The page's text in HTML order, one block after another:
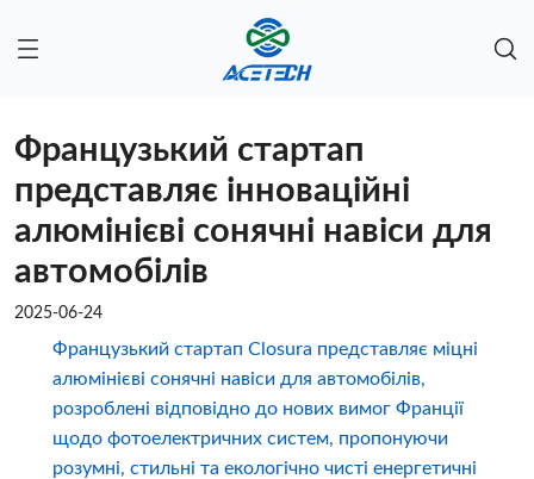
Французький стартап
представляє інноваційні
алюмінієві сонячні навіси для
автомобілів
2025-06-24
Французький стартап Closura представляє міцні
алюмінієві сонячні навіси для автомобілів,
розроблені відповідно до нових вимог Франції
щодо фотоелектричних систем, пропонуючи
розумні, стильні та екологічно чисті енергетичні